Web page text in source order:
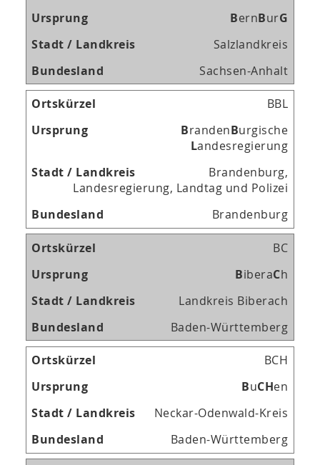
BernBurG
Salzlandkreis
Sachsen-Anhalt
BBL
BrandenBurgische
Landesregierung
Brandenburg,
Landesregierung, Landtag und Polizei
Brandenburg
BC
BiberaCh
Landkreis Biberach
Baden-Württemberg
BCH
BuCHen
Neckar-Odenwald-Kreis
Baden-Württemberg